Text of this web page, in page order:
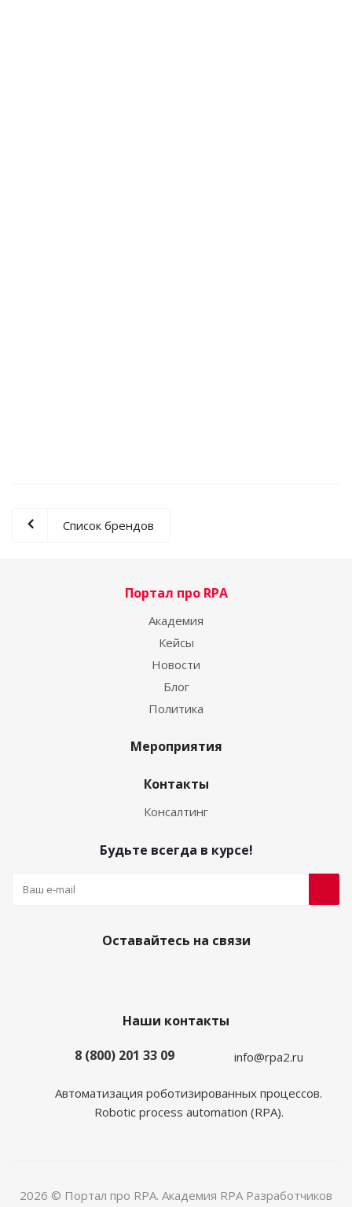
Список брендов
Портал про RPA
Академия
Кейсы
Новости
Блог
Политика
Мероприятия
Контакты
Консалтинг
Будьте всегда в курсе!
Оставайтесь на связи
Наши контакты
8 (800) 201 33 09
info@rpa2.ru
Автоматизация роботизированных процессов.
Robotic process automation (RPA).
2026 © Портал про RPA. Академия RPA Разработчиков